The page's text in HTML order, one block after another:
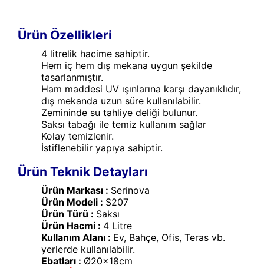
Ürün Özellikleri
4 litrelik hacime sahiptir.
Hem iç hem dış mekana uygun şekilde
tasarlanmıştır.
Ham maddesi UV ışınlarına karşı dayanıklıdır,
dış mekanda uzun süre kullanılabilir.
Zemininde su tahliye deliği bulunur.
Saksı tabağı ile temiz kullanım sağlar
Kolay temizlenir.
İstiflenebilir yapıya sahiptir.
Ürün Teknik Detayları
Ürün Markası : Serinova
Ürün Modeli : S207
Ürün Türü : Saksı
Ürün Hacmi : 4 Litre
Kullanım Alanı : Ev, Bahçe, Ofis, Teras vb.
yerlerde kullanılabilir.
Ebatları : Ø20x18cm